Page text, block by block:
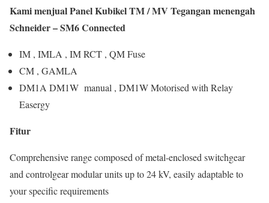
Kami menjual Panel Kubikel TM / MV Tegangan menengah
Schneider – SM6 Connected
IM , IMLA , IM RCT , QM Fuse
CM , GAMLA
DM1A DM1W manual , DM1W Motorised with Relay
Easergy
Fitur
Comprehensive range composed of metal-enclosed switchgear
and controlgear modular units up to 24 kV, easily adaptable to
your specific requirements